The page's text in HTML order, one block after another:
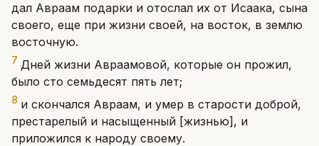
дал Авраам подарки и отослал их от Исаака, сына
своего, еще при жизни своей, на восток, в землю
восточную.
7 Дней жизни Авраамовой, которые он прожил,
было сто семьдесят пять лет;
8 и скончался Авраам, и умер в старости доброй,
престарелый и насыщенный [жизнью], и
приложился к народу своему.